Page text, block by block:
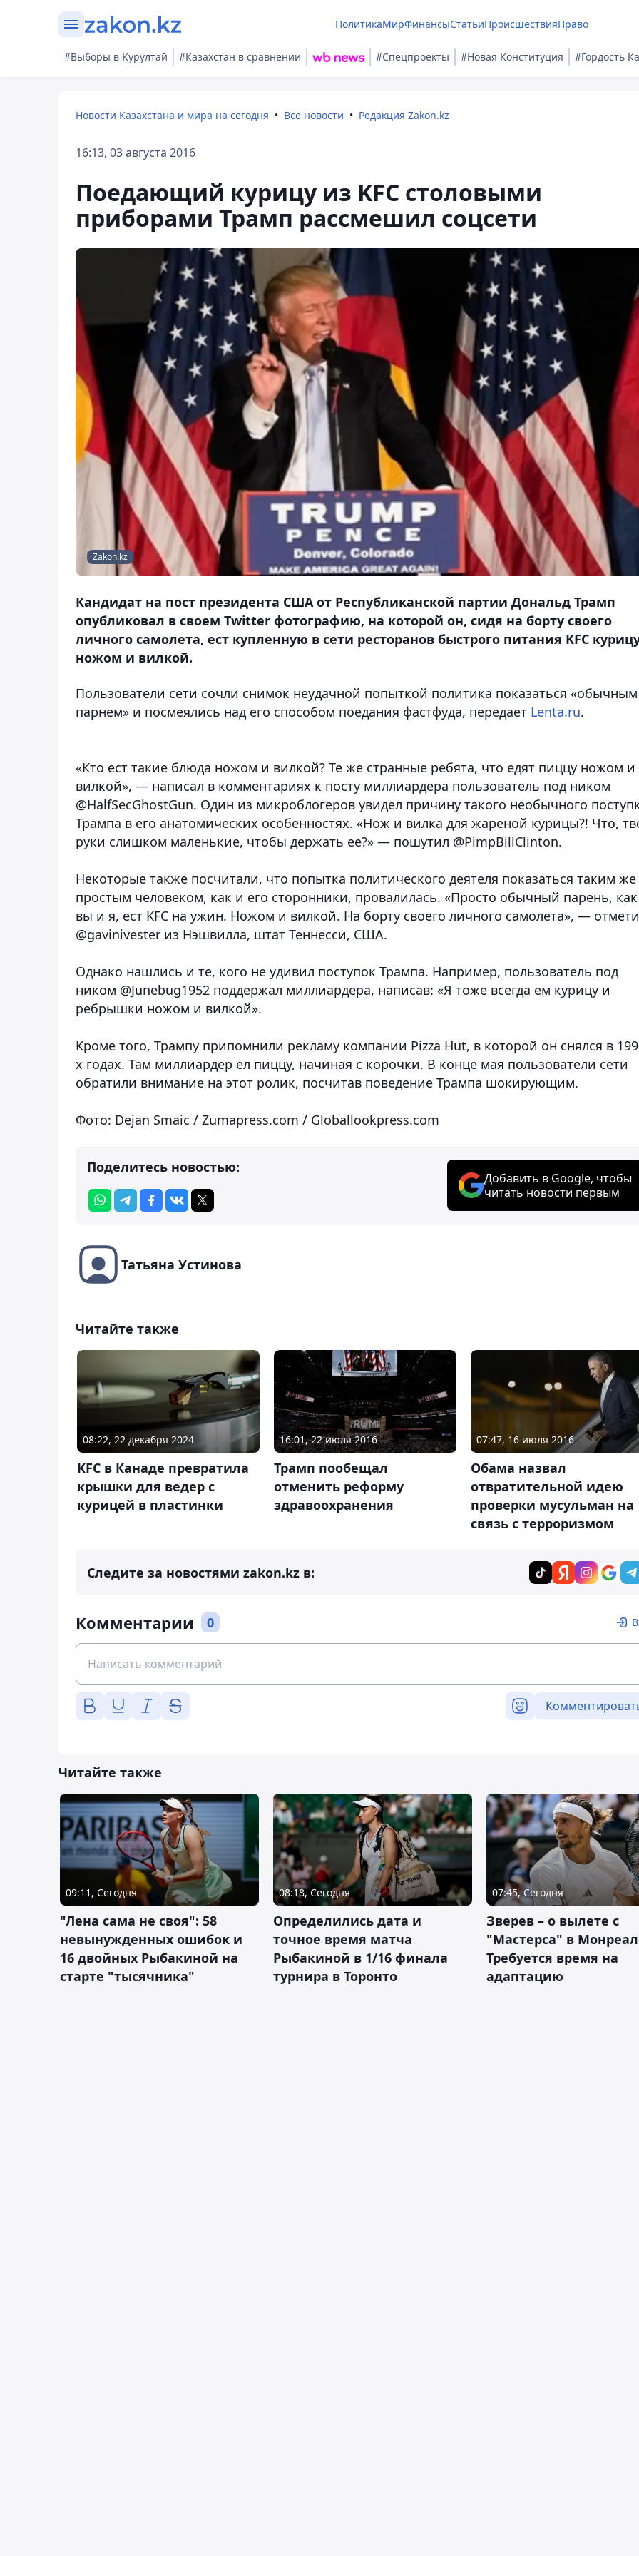
ПолитикаМирФинансыСтатьиПроисшествияПраво
#Выборы в Курултай #Казахстан в сравнении #Спецпроекты #Новая Конституция #Гордость
Новости Казахстана и мира на сегодня Все новости Редакция Zakon.kz
16:13, 03 августа 2016
Поедающий курицу из KFC столовыми
приборами Трамп рассмешил соцсети
Zakon.kz
Кандидат на пост президента США от Республиканской партии Дональд Трамп
опубликовал в своем Twitter фотографию, на которой он, сидя на борту своего
личного самолета, ест купленную в сети ресторанов быстрого питания KFC
ножом и вилкой.
Пользователи сети сочли снимок неудачной попыткой политика показаться «обычным
парнем» и посмеялись над его способом поедания фастфуда, передает Lenta.ru.
«Кто ест такие блюда ножом и вилкой? Те же странные ребята, что едят пиццу ножом и
вилкой», — написал в комментариях к посту миллиардера пользователь под ником
@HalfSecGhostGun. Один из микроблогеров увидел причину такого необычного
Трампа в его анатомических особенностях. «Нож и вилка для жареной курицы?! Что,
руки слишком маленькие, чтобы держать ее?» — пошутил @PimpBillClinton.
Некоторые также посчитали, что попытка политического деятеля показаться таким же
простым человеком, как и его сторонники, провалилась. «Просто обычный парень, как
вы и я, ест KFC на ужин. Ножом и вилкой. На борту своего личного самолета», —
@gavinivester из Нэшвилла, штат Теннесси, США.
Однако нашлись и те, кого не удивил поступок Трампа. Например, пользователь под
ником @Junebug1952 поддержал миллиардера, написав: «Я тоже всегда ем курицу и
ребрышки ножом и вилкой».
Кроме того, Трампу припомнили рекламу компании Pizza Hut, в которой он снялся в
х годах. Там миллиардер ел пиццу, начиная с корочки. В конце мая пользователи сети
обратили внимание на этот ролик, посчитав поведение Трампа шокирующим.
Фото: Dejan Smaic / Zumapress.com / Globallookpress.com
Поделитесь новостью:
Добавить в Google, чтобы
читать новости первым
Татьяна Устинова
Читайте также
08:22, 22 декабря 2024
KFC в Канаде превратила
крышки для ведер с
курицей в пластинки
16:01, 22 июля 2016
Трамп пообещал
отменить реформу
здравоохранения
07:47, 16 июля 2016
Обама назвал
отвратительной идею
проверки мусульман на
связь с терроризмом
Следите за новостями zakon.kz в:
Комментарии 0
Читайте также
09:11, Сегодня
"Лена сама не своя": 58
невынужденных ошибок и
16 двойных Рыбакиной на
старте "тысячника"
08:18, Сегодня
Определились дата и
точное время матча
Рыбакиной в 1/16 финала
турнира в Торонто
07:45, Сегодня
Зверев – о вылете с
"Мастерса" в
Требуется время на
адаптацию